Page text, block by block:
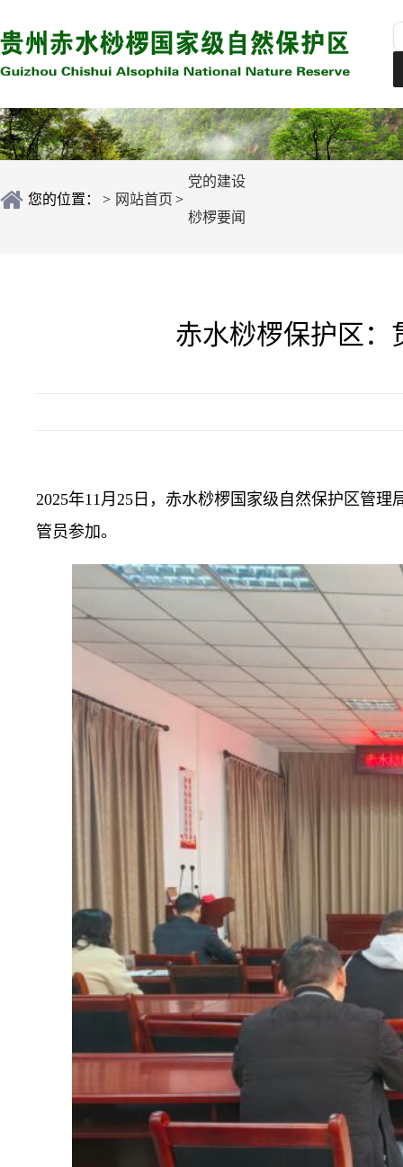
您的位置： > 网站首页 >
党的建设
桫椤要闻
赤水桫椤保护区：
2025年11月25日，赤水桫椤国家级自然保护区管
管员参加。